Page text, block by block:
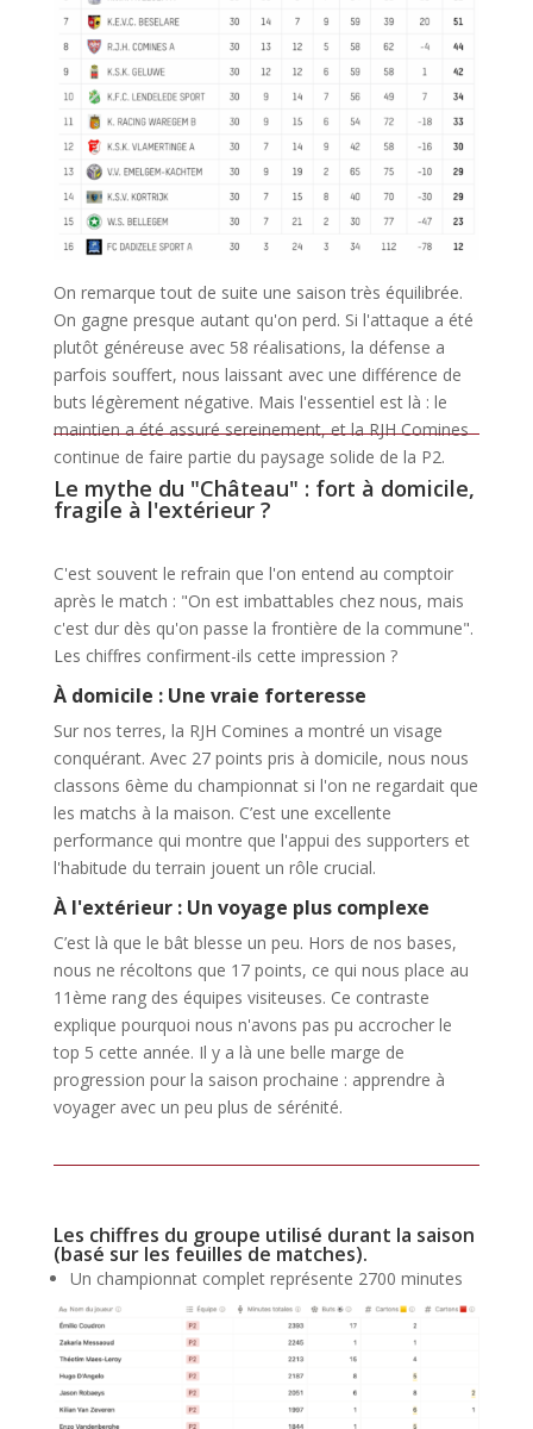
On remarque tout de suite une saison très équilibrée.
On gagne presque autant qu'on perd. Si l'attaque a été
plutôt généreuse avec 58 réalisations, la défense a
parfois souffert, nous laissant avec une différence de
buts légèrement négative. Mais l'essentiel est là : le
maintien a été assuré sereinement, et la RJH Comines
continue de faire partie du paysage solide de la P2.
Le mythe du "Château" : fort à domicile,
fragile à l'extérieur ?
C'est souvent le refrain que l'on entend au comptoir
après le match : "On est imbattables chez nous, mais
c'est dur dès qu'on passe la frontière de la commune".
Les chiffres confirment-ils cette impression ?
À domicile : Une vraie forteresse
Sur nos terres, la RJH Comines a montré un visage
conquérant. Avec 27 points pris à domicile, nous nous
classons 6ème du championnat si l'on ne regardait que
les matchs à la maison. C’est une excellente
performance qui montre que l'appui des supporters et
l'habitude du terrain jouent un rôle crucial.
À l'extérieur : Un voyage plus complexe
C’est là que le bât blesse un peu. Hors de nos bases,
nous ne récoltons que 17 points, ce qui nous place au
11ème rang des équipes visiteuses. Ce contraste
explique pourquoi nous n'avons pas pu accrocher le
top 5 cette année. Il y a là une belle marge de
progression pour la saison prochaine : apprendre à
voyager avec un peu plus de sérénité.
Les chiffres du groupe utilisé durant la saison
(basé sur les feuilles de matches).
Un championnat complet représente 2700 minutes
de jeu effectif.